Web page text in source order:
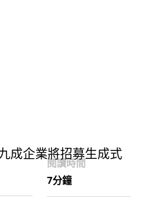
閱讀時間
7分鐘